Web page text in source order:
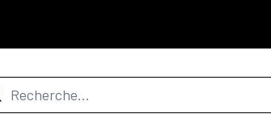
de recherche